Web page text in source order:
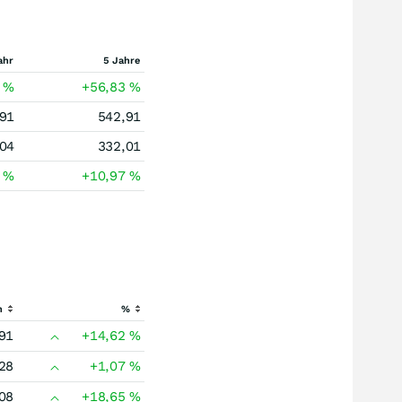
5 Jahre
% +56,83%
542,91
332,01
% +10,97%
%
+14,62%
+1,07%
+18,65%